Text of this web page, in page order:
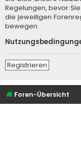
Regelungen, bevor
die jeweiligen
bewegen.
Registrieren
Foren-Übersicht